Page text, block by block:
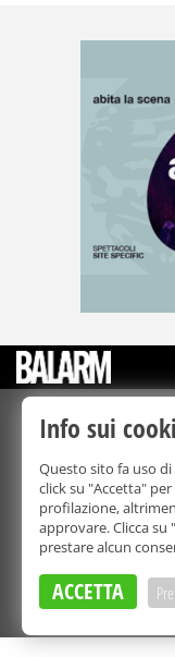
La riproduzione
forma,
Balarm.it è una
Tribunale
Info sui
Questo sito fa uso
click su "Accetta"
profilazione,
approvare. Clicca
prestare alcun
ACCETTA